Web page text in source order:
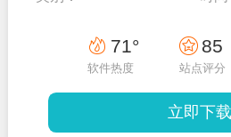
71°
软件热度
85
站点评分
立即下载